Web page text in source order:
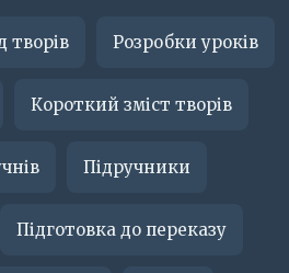
творів Розробки уроків
Короткий зміст творів
Підручники
Підготовка до переказу